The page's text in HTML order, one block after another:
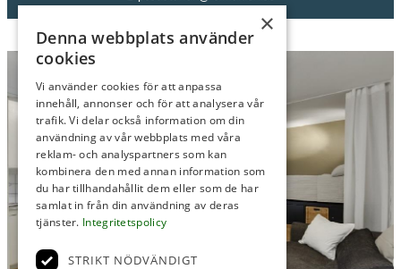
×
Denna webbplats använder
cookies
Vi använder cookies för att anpassa
innehåll, annonser och för att analysera vår
trafik. Vi delar också information om din
användning av vår webbplats med våra
reklam- och analyspartners som kan
kombinera den med annan information som
du har tillhandahållit dem eller som de har
samlat in från din användning av deras
tjänster. Integritetspolicy
STRIKT NÖDVÄNDIGT